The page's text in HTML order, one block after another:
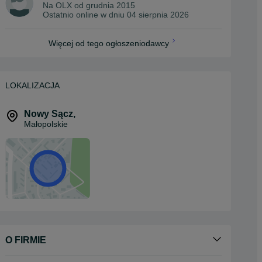
Na OLX od grudnia 2015
Ostatnio online w dniu 04 sierpnia 2026
Więcej od tego ogłoszeniodawcy
LOKALIZACJA
Nowy Sącz,
Małopolskie
O FIRMIE